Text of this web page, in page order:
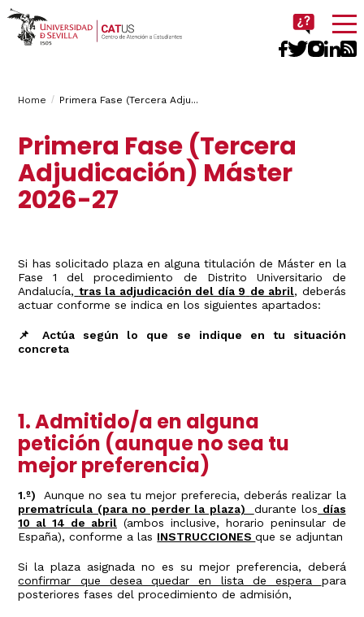
Imagen
Breadcrumbs
You
here:
Home Primera Fase (Tercera Adju...
Primera Fase (Tercera
Adjudicación) Máster
2026-27
Si has solicitado plaza en alguna titulación de Máster en la
Fase 1 del procedimiento de Distrito Universitario de
Andalucía, tras la adjudicación del día 9 de abril, deberás
actuar conforme se indica en los siguientes apartados:
📌 Actúa según lo que se indique en tu situación
concreta
1. Admitido/a en alguna
petición (aunque no sea tu
mejor preferencia)
1.º)
Aunque no sea tu mejor preferecia, deberás realizar la
prematrícula (para no perder la plaza) durante los días
10 al 14 de abril (ambos inclusive, horario peninsular de
España), conforme a las INSTRUCCIONESque se adjuntan
Si la plaza asignada no es su mejor preferencia, deberá
confirmar que desea quedar en lista de espera para
posteriores fases del procedimiento de admisión,